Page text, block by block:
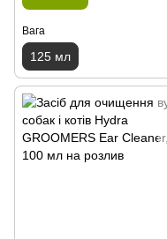
Вага
125 мл